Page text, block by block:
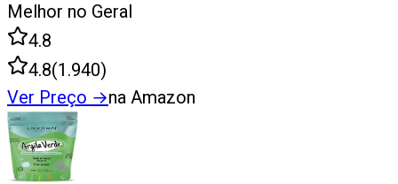
Melhor no Geral
4.8
4.8(1.940)
Ver Preço →na Amazon